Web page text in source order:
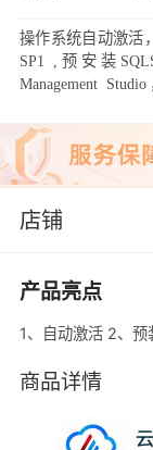
操作系统自动激活
SP1 ,预安装
Management
的维护和使用，并
店铺
产品亮点
1、自动激活 2、
商品详情